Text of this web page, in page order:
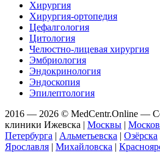
Хирургия
Хирургия-ортопедия
Цефалгология
Цитология
Челюстно-лицевая хирургия
Эмбриология
Эндокринология
Эндоскопия
Эпилептология
2016 — 2026 © MedCentr.Online —
клиники Ижевска | Москвы |
Петербурга | Альметьевска | Озёрска
Ярославля | Михайловска |